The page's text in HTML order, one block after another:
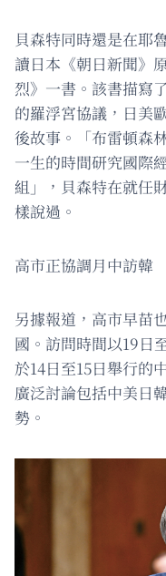
貝森特同時還是在耶
讀日本《朝日新聞》
烈》一書。該書描寫
的羅浮宮協議，日美
後故事。「布雷頓森
一生的時間研究國際
組」，貝森特在就任
樣說過。
高市正協調月中訪韓
另據報道，高市早苗
國。訪問時間以19日
於14日至15日舉行的
廣泛討論包括中美日
勢。